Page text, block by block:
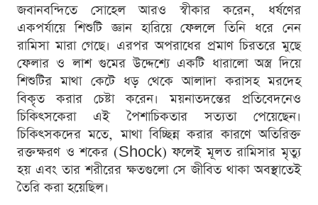
জবানবন্দিতে সোহেল আরও স্বীকার করেন, ধর্ষণের
একপর্যায়ে শিশুটি জ্ঞান হারিয়ে ফেললে তিনি ধরে নেন
রামিসা মারা গেছে। এরপর অপরাধের প্রমাণ চিরতরে মুছে
ফেলার ও লাশ গুমের উদ্দেশ্যে একটি ধারালো অস্ত্র দিয়ে
শিশুটির মাথা কেটে ধড় থেকে আলাদা করাসহ মরদেহ
বিকৃত করার চেষ্টা করেন। ময়নাতদন্তের প্রতিবেদনেও
চিকিৎসকেরা এই পৈশাচিকতার সত্যতা পেয়েছেন।
চিকিৎসকদের মতে, মাথা বিচ্ছিন্ন করার কারণে অতিরিক্ত
রক্তক্ষরণ ও শকের (Shock) ফলেই মূলত রামিসার মৃত্যু
হয় এবং তার শরীরের ক্ষতগুলো সে জীবিত থাকা অবস্থাতেই
তৈরি করা হয়েছিল।